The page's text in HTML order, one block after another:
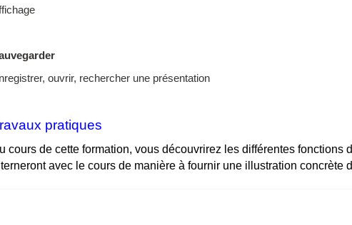
ouvrir, rechercher une présentation
pratiques
cours de cette formation, vous découvrirez les différentes fonctions
avec le cours de manière à fournir une illustration concrète